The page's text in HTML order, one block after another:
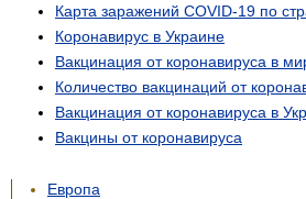
Карта заражений COVID-19 по
Коронавирус в Украине
Вакцинация от коронавируса в
Количество вакцинаций от
Вакцинация от коронавируса в
Вакцины от коронавируса
Европа